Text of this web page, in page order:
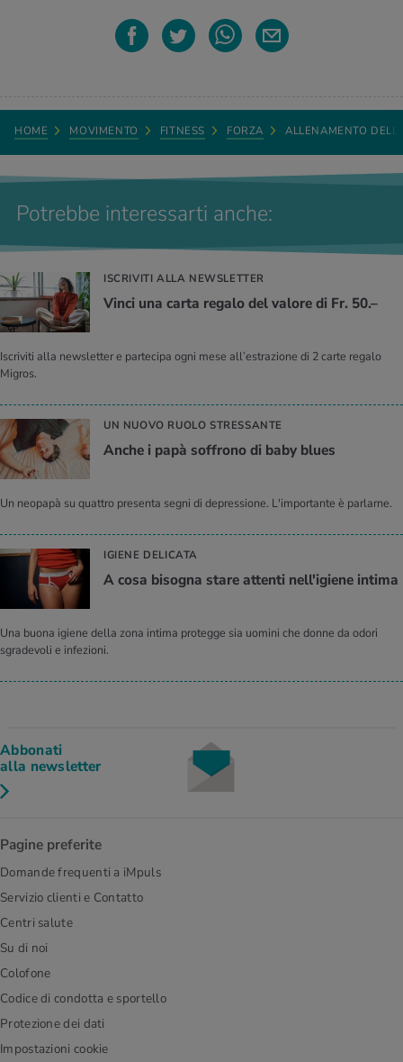
HOME MOVIMENTO FITNESS FORZA ALLENAMENTO
Potrebbe interessarti anche:
ISCRIVITI ALLA NEWSLETTER
Vinci una carta regalo del valore di Fr. 50.–
Iscriviti alla newsletter e partecipa ogni mese all’estrazione di 2 carte regalo
Migros.
UN NUOVO RUOLO STRESSANTE
Anche i papà soffrono di baby blues
Un neopapà su quattro presenta segni di depressione. L'importante è parlarne.
IGIENE DELICATA
A cosa bisogna stare attenti nell'igiene intima
Una buona igiene della zona intima protegge sia uomini che donne da odori
sgradevoli e infezioni.
Abbonati
alla newsletter
Pagine preferite
Domande frequenti a iMpuls
Servizio clienti e Contatto
Centri salute
Su di noi
Colofone
Codice di condotta e sportello
Protezione dei dati
Impostazioni cookie